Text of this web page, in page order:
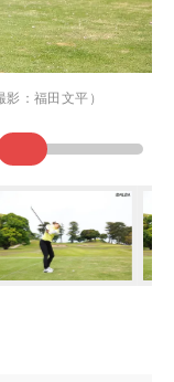
：福田文平）